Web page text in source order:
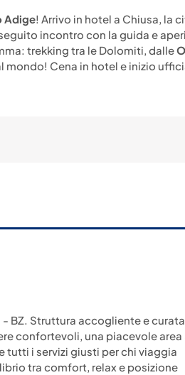
Adige! Arrivo in hotel a Chiusa, la
incontro con la guida e
trekking tra le Dolomiti, dalle
mondo! Cena in hotel e inizio
BZ. Struttura accogliente e
confortevoli, una piacevole area
tutti i servizi giusti per chi viaggia
tra comfort, relax e posizione